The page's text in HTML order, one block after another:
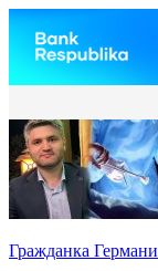
Гражданка